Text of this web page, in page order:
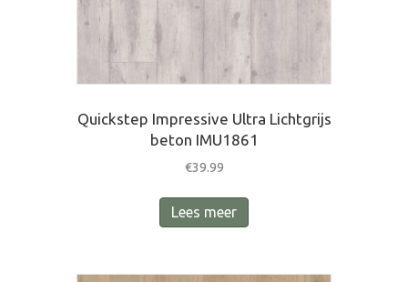
Quickstep Impressive Ultra Lichtgrijs
beton IMU1861
€39.99
Lees meer